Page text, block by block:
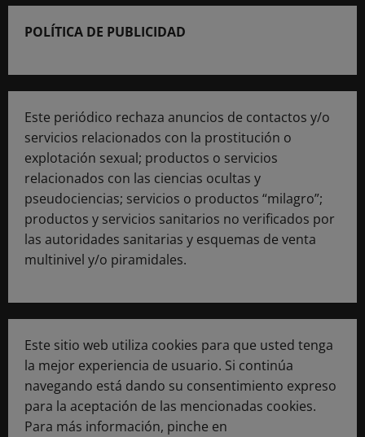
POLÍTICA DE PUBLICIDAD
Este periódico rechaza anuncios de contactos y/o
servicios relacionados con la prostitución o
explotación sexual; productos o servicios
relacionados con las ciencias ocultas y
pseudociencias; servicios o productos “milagro”;
productos y servicios sanitarios no verificados por
las autoridades sanitarias y esquemas de venta
multinivel y/o piramidales.
Este sitio web utiliza cookies para que usted tenga
la mejor experiencia de usuario. Si continúa
navegando está dando su consentimiento expreso
para la aceptación de las mencionadas cookies.
Para más información, pinche en